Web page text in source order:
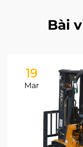
Bài
19
Mar